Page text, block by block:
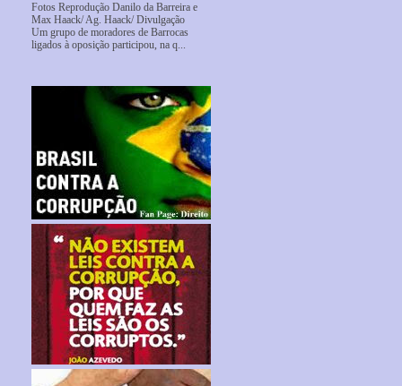
Fotos Reprodução Danilo da Barreira e
Max Haack/ Ag. Haack/ Divulgação
Um grupo de moradores de Barrocas
ligados à oposição participou, na q...